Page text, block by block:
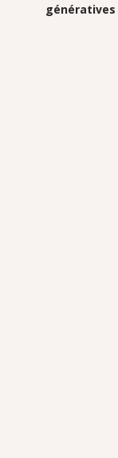
génératives